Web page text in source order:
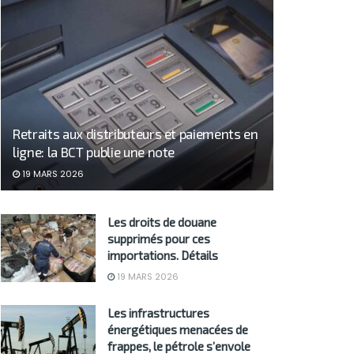
Retraits aux distributeurs et paiements en
ligne: la BCT publie une note
19 MARS 2026
Les droits de douane
supprimés pour ces
importations. Détails
19 MARS 2026
Les infrastructures
énergétiques menacées de
frappes, le pétrole s’envole